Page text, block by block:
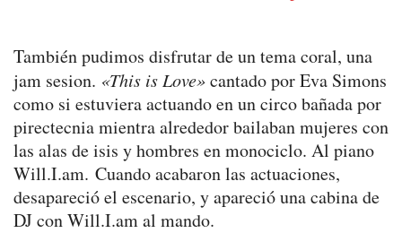
También pudimos disfrutar de un tema coral, una
jam sesion. «This is Love»cantado por Eva Simons
como si estuviera actuando en un circo bañada por
pirectecnia mientra alrededor bailaban mujeres con
las alas de isis y hombres en monociclo. Al piano
Will.I.am. Cuando acabaron las actuaciones,
desapareció el escenario, y apareció una cabina de
DJ con Will.I.am al mando.